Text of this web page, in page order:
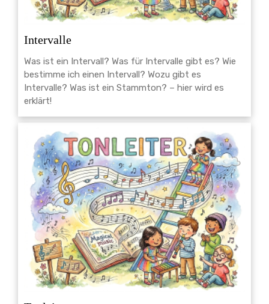
Intervalle
Was ist ein Intervall? Was für Intervalle gibt es? Wie
bestimme ich einen Intervall? Wozu gibt es
Intervalle? Was ist ein Stammton? – hier wird es
erklärt!